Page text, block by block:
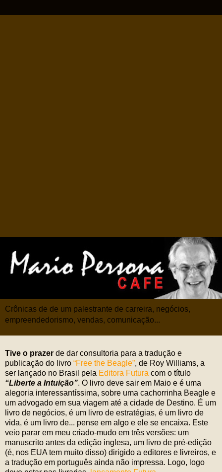
Crônicas de de um palestrante de carreira, negócios,
empreendedorismo, vendas, comunicação...
Tive o prazer de dar consultoria para a tradução e
publicação do livro “Free the Beagle”, de Roy Williams, a
ser lançado no Brasil pela Editora Futura com o título
“Liberte a Intuição”. O livro deve sair em Maio e é uma
alegoria interessantíssima, sobre uma cachorrinha Beagle e
um advogado em sua viagem até a cidade de Destino. É um
livro de negócios, é um livro de estratégias, é um livro de
vida, é um livro de... pense em algo e ele se encaixa. Este
veio parar em meu criado-mudo em três versões: um
manuscrito antes da edição inglesa, um livro de pré-edição
(é, nos EUA tem muito disso) dirigido a editores e livreiros, e
a tradução em português ainda não impressa. Logo, logo